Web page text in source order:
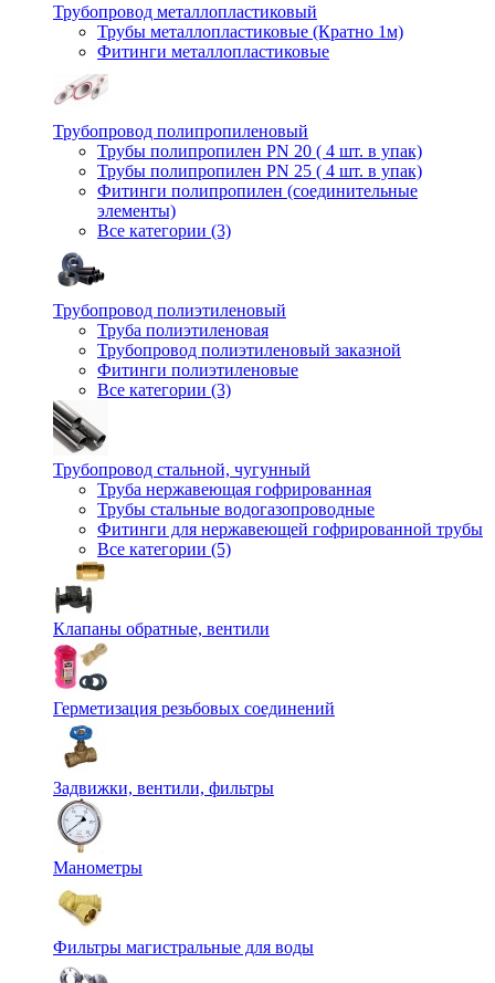
Трубопровод металлопластиковый
Трубы металлопластиковые (Кратно 1м)
Фитинги металлопластиковые
Трубопровод полипропиленовый
Трубы полипропилен PN 20 ( 4 шт. в упак)
Трубы полипропилен PN 25 ( 4 шт. в упак)
Фитинги полипропилен (cоединительные
элементы)
Все категории (3)
Трубопровод полиэтиленовый
Труба полиэтиленовая
Трубопровод полиэтиленовый заказной
Фитинги полиэтиленовые
Все категории (3)
Трубопровод стальной, чугунный
Труба нержавеющая гофрированная
Трубы стальные водогазопроводные
Фитинги для нержавеющей гофрированной трубы
Все категории (5)
Клапаны обратные, вентили
Герметизация резьбовых соединений
Задвижки, вентили, фильтры
Манометры
Фильтры магистральные для воды